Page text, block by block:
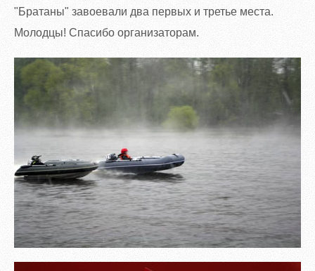
"Братаны" завоевали два первых и третье места.
Молодцы! Спасибо организаторам.